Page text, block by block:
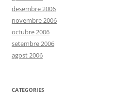
desembre 2006
novembre 2006
octubre 2006
setembre 2006
agost 2006
CATEGORIES